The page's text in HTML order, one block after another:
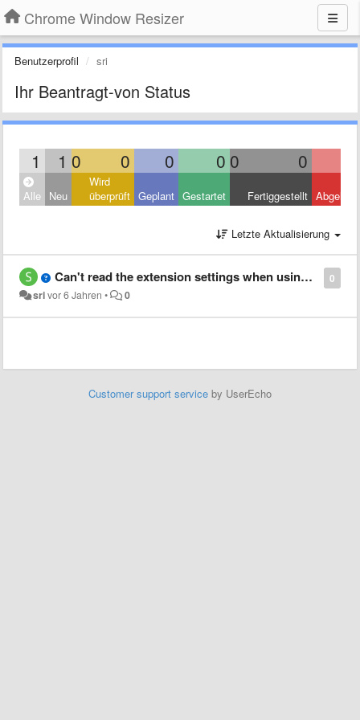
Chrome Window Resizer
Benutzerprofil sri
Ihr Beantragt-von Status
1 1 0 0 0 0 0 0
Alle Neu
Wird
überprüft Geplant Gestartet Fertiggestellt
Letzte Aktualisierung
0
Can't read the extension settings when using in Opera
srivor 6 Jahren • 0
Customer support service by UserEcho